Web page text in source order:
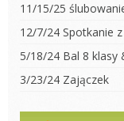
11/15/25
12/7/24 Spotkanie
5/18/24 Bal 8 klasy
3/23/24 Zajączek